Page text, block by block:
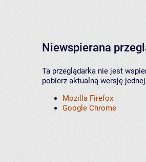
Niewspierana
Ta przeglądarka nie jest
pobierz aktualną wersję
Mozilla Firefox
Google Chrome